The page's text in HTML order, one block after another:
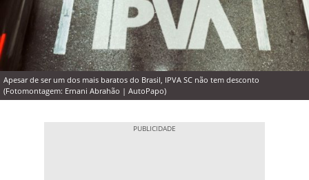
Apesar de ser um dos mais baratos do Brasil, IPVA SC não tem desconto
(Fotomontagem: Ernani Abrahão | AutoPapo)